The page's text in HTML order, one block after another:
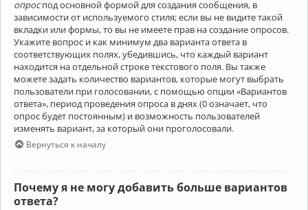
опроспод основной формой для создания сообщения, в
зависимости от используемого стиля; если вы не видите такой
вкладки или формы, то вы не имеете прав на создание опросов.
Укажите вопрос и как минимум два варианта ответа в
соответствующих полях, убедившись, что каждый вариант
находится на отдельной строке текстового поля. Вы также
можете задать количество вариантов, которые могут выбрать
пользователи при голосовании, с помощью опции «Вариантов
ответа», период проведения опроса в днях (0 означает, что
опрос будет постоянным) и возможность пользователей
изменять вариант, за который они проголосовали.
Вернуться к началу
Почему я не могу добавить больше вариантов
ответа?